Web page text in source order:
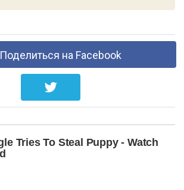
Поделиться на Facebook